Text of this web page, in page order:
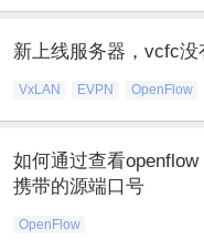
新上线服务器，vcfc
VxLAN EVPN OpenFlow
如何通过查看
携带的源端口号
OpenFlow